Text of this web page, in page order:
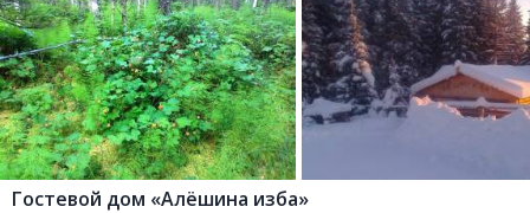
Гостевой дом «Алёшина изба»